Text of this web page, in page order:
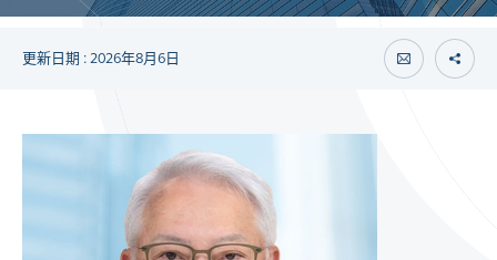
更新日期 : 2026年8月6日